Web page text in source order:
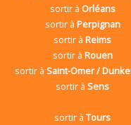
sortir à Orléans
sortir à Perpignan
sortir àReims
sortir à Rouen
sortir à Saint-Omer /
sortir àSens
sortir àTours